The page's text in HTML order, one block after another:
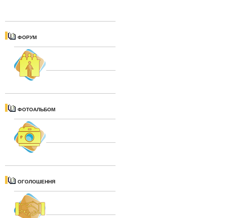
ФОРУМ
ФОТОАЛЬБОМ
ОГОЛОШЕННЯ